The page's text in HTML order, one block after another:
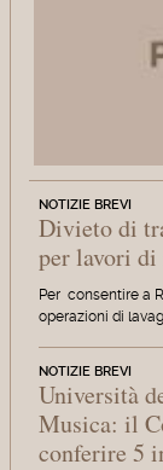
NOTIZIE BREVI
Divieto di
per lavori di
Per consentire a
operazioni di
NOTIZIE BREVI
Università
Musica: il
conferire 5